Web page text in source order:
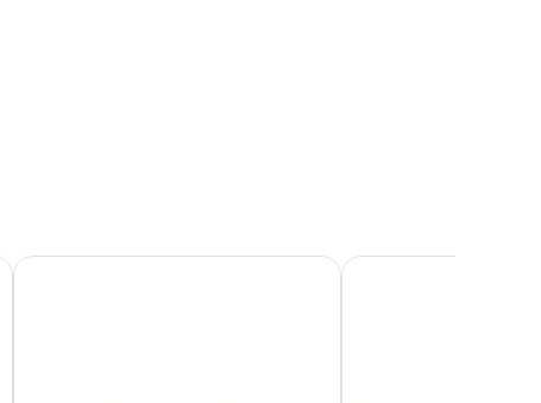
Anguilla Great House Beach Resort Rendezvous Bay Hotel